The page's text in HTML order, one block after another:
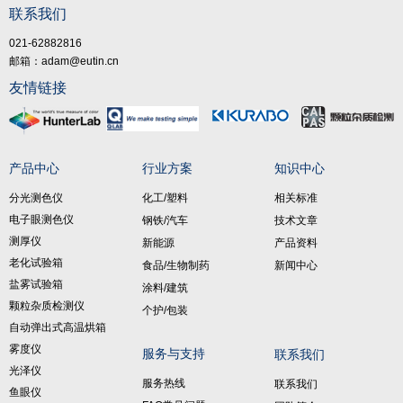
联系我们
021-62882816
邮箱：adam@eutin.cn
友情链接
产品中心
分光测色仪
电子眼测色仪
测厚仪
老化试验箱
盐雾试验箱
颗粒杂质检测仪
自动弹出式高温烘箱
雾度仪
光泽仪
鱼眼仪
行业方案
化工/塑料
钢铁/汽车
新能源
食品/生物制药
涂料/建筑
个护/包装
服务与支持
服务热线
知识中心
相关标准
技术文章
产品资料
新闻中心
联系我们
联系我们